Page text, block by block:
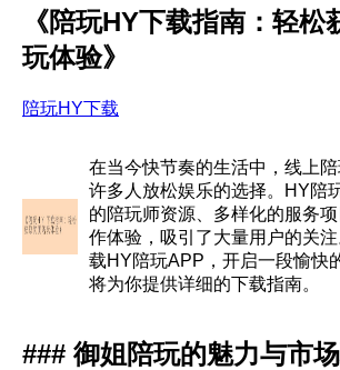
《陪玩HY下载指南：轻松
玩体验》
陪玩HY下载
在当今快节奏的生活中，线上
许多人放松娱乐的选择。HY陪
的陪玩师资源、多样化的服务
作体验，吸引了大量用户的关
载HY陪玩APP，开启一段愉快
将为你提供详细的下载指南。
### 御姐陪玩的魅力与市